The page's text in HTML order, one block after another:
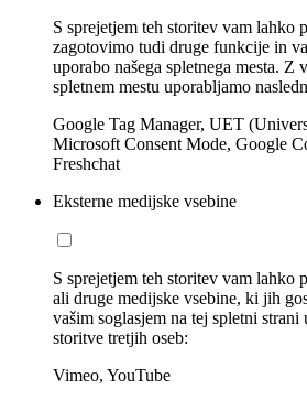
S sprejetjem teh storitev vam lahko
zagotovimo tudi druge funkcije in
uporabo našega spletnega mesta. Z
spletnem mestu uporabljamo
Google Tag Manager, UET
Microsoft Consent Mode, Google
Freshchat
Eksterne medijske vsebine
S sprejetjem teh storitev vam lahko
ali druge medijske vsebine, ki jih
vašim soglasjem na tej spletni strani
storitve tretjih oseb:
Vimeo, YouTube